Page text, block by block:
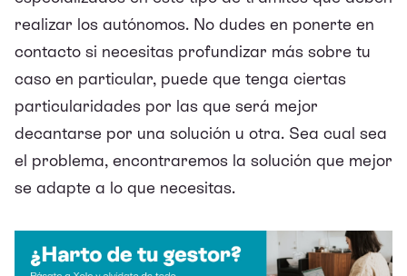
realizar los autónomos. No dudes en ponerte en
contacto si necesitas profundizar más sobre tu
caso en particular, puede que tenga ciertas
particularidades por las que será mejor
decantarse por una solución u otra. Sea cual sea
el problema, encontraremos la solución que mejor
se adapte a lo que necesitas.